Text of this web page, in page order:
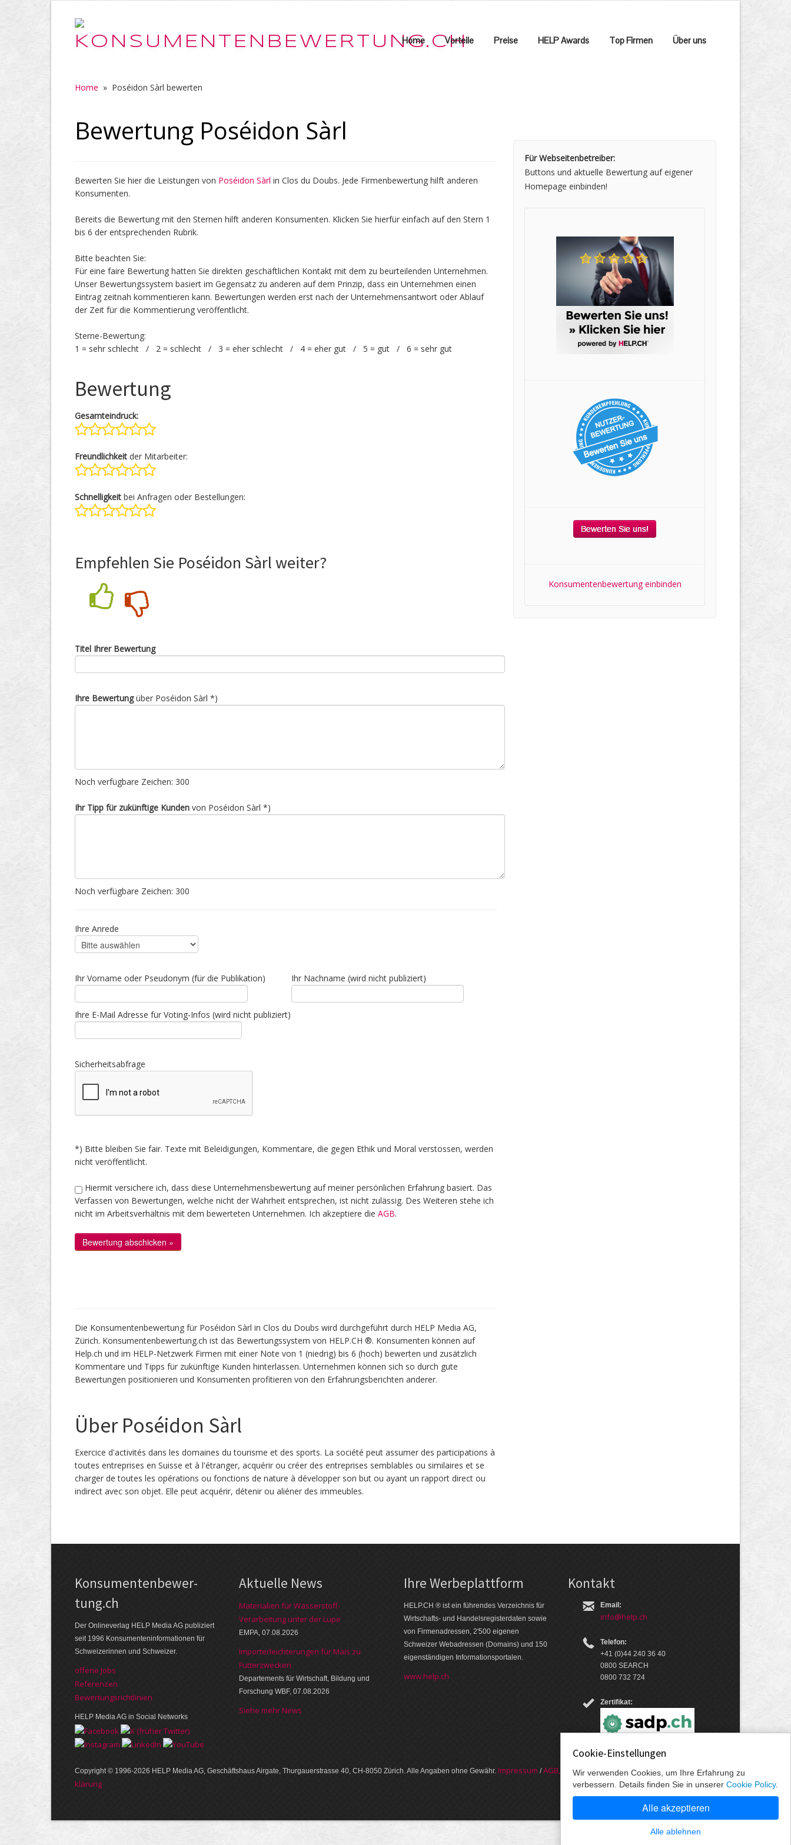
Home Vorteile Preise HELP Awards Top Firmen Über uns
Home » Poséidon Sàrl bewerten
Bewertung Poséidon Sàrl
Bewerten Sie hier die Leistungen von Poséidon Sàrl in Clos du Doubs. Jede Firmenbewertung hilft anderen
Konsumenten.
Bereits die Bewertung mit den Sternen hilft anderen Konsumenten. Klicken Sie hierfür einfach auf den Stern 1
bis 6 der entsprechenden Rubrik.
Bitte beachten Sie:
Für eine faire Bewertung hatten Sie direkten geschäftlichen Kontakt mit dem zu beurteilenden Unternehmen.
Unser Bewertungssystem basiert im Gegensatz zu anderen auf dem Prinzip, dass ein Unternehmen einen
Eintrag zeitnah kommentieren kann. Bewertungen werden erst nach der Unternehmensantwort oder Ablauf
der Zeit für die Kommentierung veröffentlicht.
Sterne-Bewertung:
1 = sehr schlecht / 2 = schlecht / 3 = eher schlecht / 4 = eher gut / 5 = gut / 6 = sehr gut
Bewertung
Gesamteindruck:
Freundlichkeit der Mitarbeiter:
Schnelligkeit bei Anfragen oder Bestellungen:
Empfehlen Sie Poséidon Sàrl weiter?
Titel Ihrer Bewertung
Ihre Bewertungüber Poséidon Sàrl *)
Noch verfügbare Zeichen: 300
Ihr Tipp für zukünftige Kunden von Poséidon Sàrl *)
Noch verfügbare Zeichen: 300
Ihre Anrede
Ihr Vorname oder Pseudonym (für die Publikation) Ihr Nachname (wird nicht publiziert)
Ihre E-Mail Adresse für Voting-Infos (wird nicht publiziert)
Sicherheitsabfrage
*) Bitte bleiben Sie fair. Texte mit Beleidigungen, Kommentare, die gegen Ethik und Moral verstossen, werden
nicht veröffentlicht.
Hiermit versichere ich, dass diese Unternehmensbewertung auf meiner persönlichen Erfahrung basiert. Das
Verfassen von Bewertungen, welche nicht der Wahrheit entsprechen, ist nicht zulässig. Des Weiteren stehe ich
nicht im Arbeitsverhältnis mit dem bewerteten Unternehmen. Ich akzeptiere die AGB.
Die Konsumentenbewertung für Poséidon Sàrl in Clos du Doubs wird durchgeführt durch HELP Media AG,
Zürich. Konsumentenbewertung.ch ist das Bewertungssystem von HELP.CH ®. Konsumenten können auf
Help.ch und im HELP-Netzwerk Firmen mit einer Note von 1 (niedrig) bis 6 (hoch) bewerten und zusätzlich
Kommentare und Tipps für zukünftige Kunden hinterlassen. Unternehmen können sich so durch gute
Bewertungen positionieren und Konsumenten profitieren von den Erfahrungsberichten anderer.
Über Poséidon Sàrl
Exercice d'activités dans les domaines du tourisme et des sports. La société peut assumer des participations à
toutes entreprises en Suisse et à l'étranger, acquérir ou créer des entreprises semblables ou similaires et se
charger de toutes les opérations ou fonctions de nature à développer son but ou ayant un rapport direct ou
indirect avec son objet. Elle peut acquérir, détenir ou aliéner des immeubles.
Für Webseitenbetreiber:
Buttons und aktuelle Bewertung auf eigener
Homepage einbinden!
Konsumentenbewertung einbinden
Kon­su­menten­be­wer­
tung.ch
Der Online­verlag HELP Media AG publi­ziert
seit 1996 Kon­su­menten­infor­mationen für
Schwei­zerinnen und Schweizer.
offene Jobs
Referenzen
Bewer­tungs­richt­linien
HELP Media AG in Social Networks
Aktuelle News
Materialien für Wasserstoff-
Verarbeitung unter der Lupe
EMPA, 07.08.2026
Importerleichterungen für Mais zu
Futterzwecken
Departements für Wirtschaft, Bildung und
Forschung WBF, 07.08.2026
Siehe mehr News
Ihre Werbe­platt­form
HELP.CH ® ist ein führendes Ver­zeich­nis für
Wirt­schafts- und Handels­register­daten so­wie
von Firmen­adressen, 2'500 eige­nen
Schweizer Web­adressen (Domains) und 150
eigen­ständigen Infor­mations­por­talen.
www.help.ch
Kontakt
Email:
info@help.ch
Telefon:
+41 (0)44 240 36 40
0800 SEARCH
0800 732 724
Zertifikat:
Copyright © 1996-2026 HELP Media AG, Geschäftshaus Airgate, Thurgauer­strasse 40, CH-8050 Zürich. Alle Angaben ohne Gewähr. Im­pres­sum /AGB, Nut­zungs­bedin­gungen, Daten­schutz­er­
klärung
Cookie-Einstellungen
Wir verwenden Cookies, um Ihre Erfahrung zu
verbessern. Details finden Sie in unserer Cookie Policy.
Alle akzeptieren
Alle ablehnen